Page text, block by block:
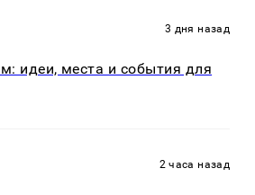
3 дня назад
идеи, места и события для
2 часа назад